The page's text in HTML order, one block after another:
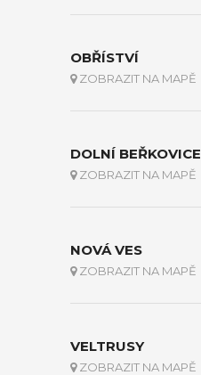
OBŘÍSTVÍ
ZOBRAZIT NA MAPĚ
DOLNÍ BEŘKOVICE
ZOBRAZIT NA MAPĚ
NOVÁ VES
ZOBRAZIT NA MAPĚ
VELTRUSY
ZOBRAZIT NA MAPĚ